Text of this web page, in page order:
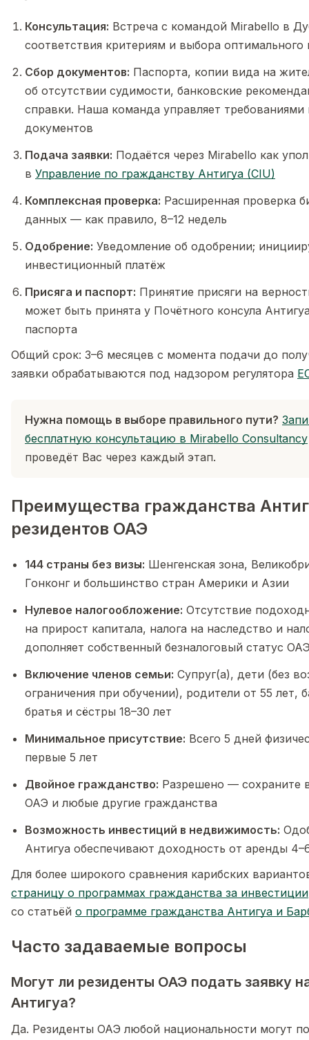
Консультация: Встреча с командой Mirabello в
соответствия критериям и выбора
Сбор документов: Паспорта, копии вида на
об отсутствии судимости, банковские
справки. Наша команда управляет требованиями
документов
Подача заявки: Подаётся через Mirabello как
в Управление по гражданству Антигуа (CIU)
Комплексная проверка: Расширенная проверка
данных — как правило, 8–12 недель
Одобрение: Уведомление об одобрении;
инвестиционный платёж
Присяга и паспорт: Принятие присяги на
может быть принята у Почётного консула
паспорта
Общий срок: 3–6 месяцев с момента подачи до
заявки обрабатываются под надзором регулятора
Нужна помощь в выборе правильного пути?
бесплатную консультацию в Mirabello Consultancy
проведёт Вас через каждый этап.
Преимущества гражданства
резидентов ОАЭ
144 страны без визы: Шенгенская зона,
Гонконг и большинство стран Америки и Азии
Нулевое налогообложение: Отсутствие
на прирост капитала, налога на наследство и
дополняет собственный безналоговый статус
Включение членов семьи: Супруг(а), дети (без
ограничения при обучении), родители от 55 лет,
братья и сёстры 18–30 лет
Минимальное присутствие: Всего 5 дней
первые 5 лет
Двойное гражданство: Разрешено — сохраните
ОАЭ и любые другие гражданства
Возможность инвестиций в недвижимость:
Антигуа обеспечивают доходность от аренды
Для более широкого сравнения карибских
страницу о программах гражданства за инвестиции
со статьёй о программе гражданства Антигуа и
Часто задаваемые вопросы
Могут ли резиденты ОАЭ подать заявку
Антигуа?
Да. Резиденты ОАЭ любой национальности могут